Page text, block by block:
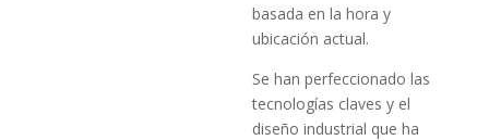
basada en la hora y
ubicación actual.
Se han perfeccionado las
tecnologías claves y el
diseño industrial que ha